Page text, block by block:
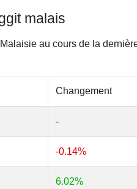
malais
au cours de la
Changement
-
-0.14%
6.02%